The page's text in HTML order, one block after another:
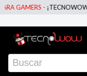
GAMERS -¡TECNOWOW! LA